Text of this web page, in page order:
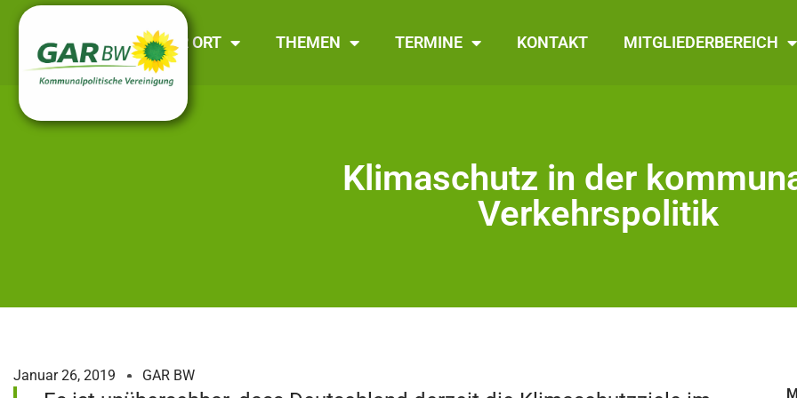
GAR BW VOR ORT THEMEN TERMINE KONTAKT MITGLIEDERBEREICH
Klimaschutz in der
Verkehrspolitik
Januar 26, 2019 GAR BW